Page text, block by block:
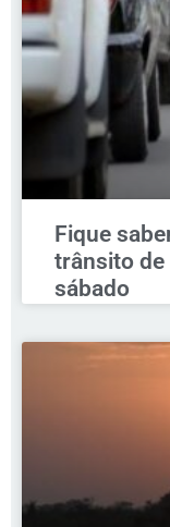
Fique
trânsito de
sábado